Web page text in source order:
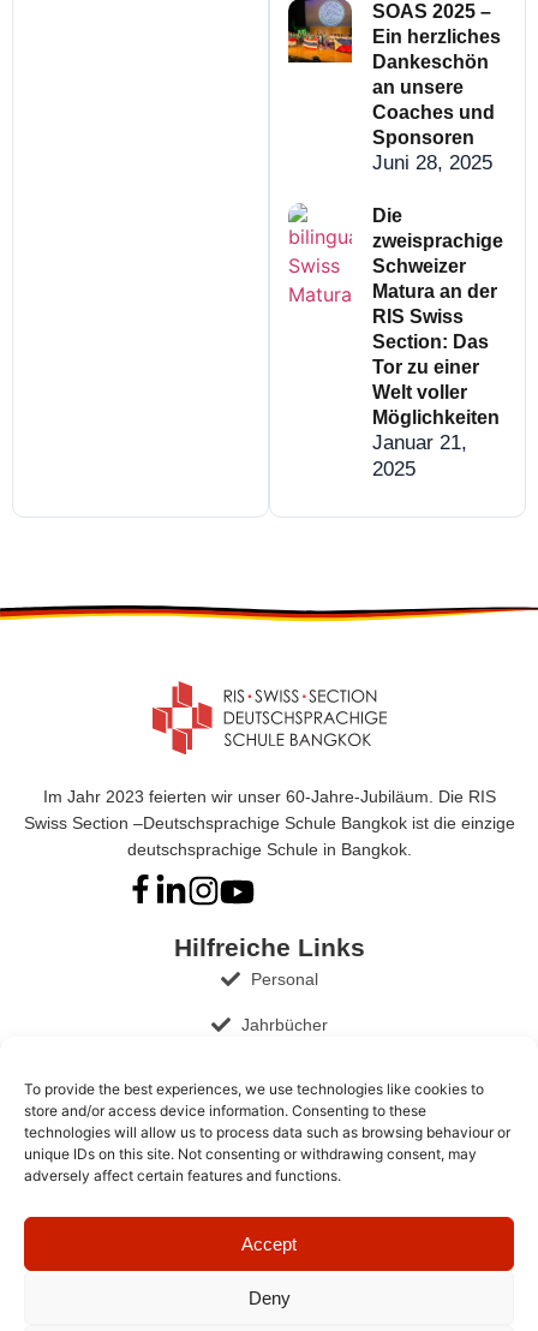
To provide the best experiences, we use technologies like cookies to
store and/or access device information. Consenting to these
technologies will allow us to process data such as browsing behaviour or
unique IDs on this site. Not consenting or withdrawing consent, may
adversely affect certain features and functions.
Accept
Deny
SOAS 2025 –
Ein herzliches
Dankeschön
an unsere
Coaches und
Sponsoren
Juni 28, 2025
Die
zweisprachige
Schweizer
Matura an der
RIS Swiss
Section: Das
Tor zu einer
Welt voller
Möglichkeiten
Januar 21,
2025
Im Jahr 2023 feierten wir unser 60-Jahre-Jubiläum. Die RIS
Swiss Section –Deutschsprachige Schule Bangkok ist die einzige
deutschsprachige Schule in Bangkok.
Hilfreiche Links
Personal
Jahrbücher
Schuldokumente & Publikationen
Stellenangebote
Kontakte
+66 2 026 6648
admissions@ris-swiss-section.org